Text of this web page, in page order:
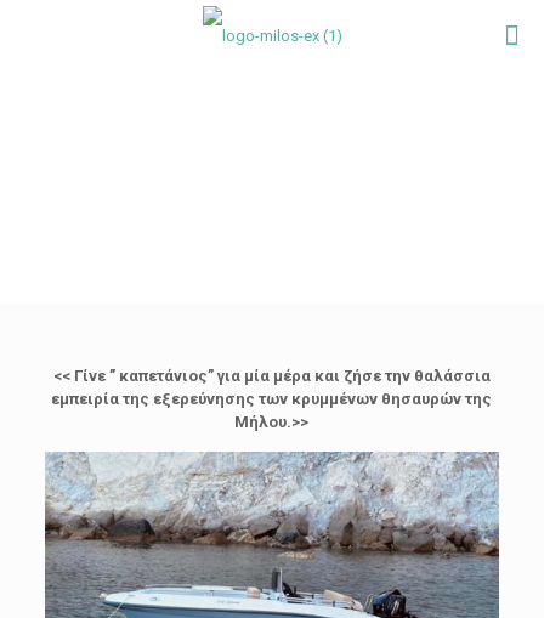
<< Γίνε ” καπετάνιος” για μία μέρα και ζήσε την θαλάσσια
εμπειρία της εξερεύνησης των κρυμμένων θησαυρών της
Μήλου.>>